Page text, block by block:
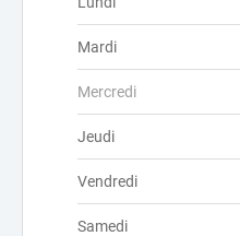
Mardi
Mercredi
Jeudi
Vendredi
Samedi